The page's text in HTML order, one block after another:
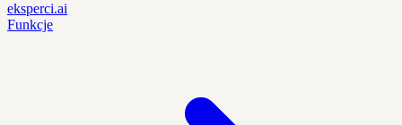
eksperci.ai
Funkcje